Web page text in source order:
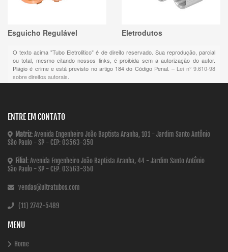
Esguicho Regulável Eletrodutos
O texto acima "Tubo Eletrolitico" é de direito reservado. Sua reprodução, parcial
ou total, mesmo citando nossos links, é proibida sem a autorização do autor.
Plágio é crime e está previsto no artigo 184 do Código Penal. – Lei n° 9.610-98
sobre direitos autorais.
ENTRE EM CONTATO
Matriz:Avenida Engenheiro João Baptista Aranha, 101 - Jardim Santo Antônio
São Paulo - SP - CEP: 03563-350
Filial:Avenida Engenheiro João Baptista Aranha, 44 - Jardim Santo Antônio
São Paulo - SP - CEP: 03563-350
vendas@ultratubos.com
(11) 2742-5489
MENU
Home